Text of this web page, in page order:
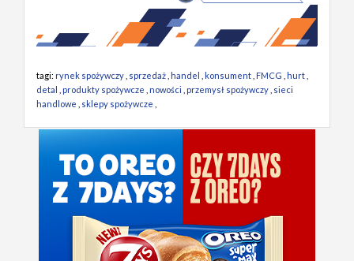
tagi: rynek spożywczy sprzedaż handel konsument FMCG hurt
detal
produkty spożywcze nowości przemysł spożywczy sieci
handlowe
sklepy spożywcze